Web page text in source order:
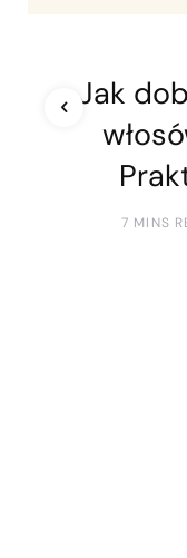
Jak
7 MINS